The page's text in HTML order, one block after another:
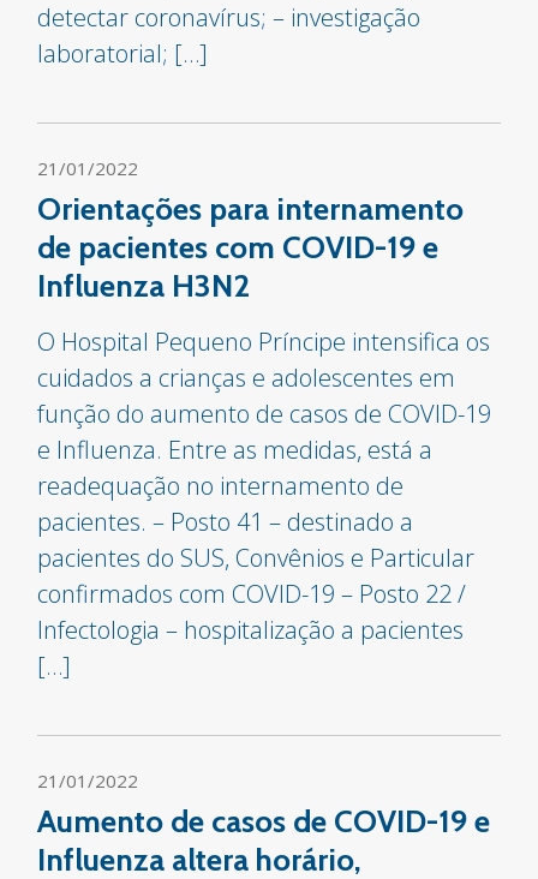
detectar coronavírus; – investigação
laboratorial; […]
21/01/2022
Orientações para internamento
de pacientes com COVID-19 e
Influenza H3N2
O Hospital Pequeno Príncipe intensifica os
cuidados a crianças e adolescentes em
função do aumento de casos de COVID-19
e Influenza. Entre as medidas, está a
readequação no internamento de
pacientes. – Posto 41 – destinado a
pacientes do SUS, Convênios e Particular
confirmados com COVID-19 – Posto 22 /
Infectologia – hospitalização a pacientes
[…]
21/01/2022
Aumento de casos de COVID-19 e
Influenza altera horário,